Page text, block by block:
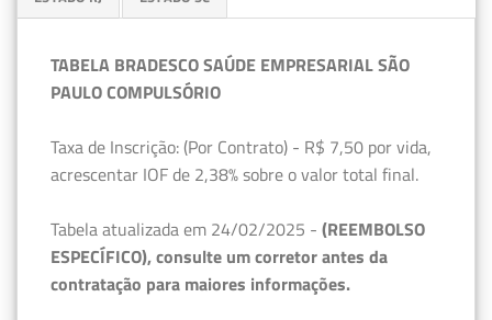
TABELA BRADESCO SAÚDE EMPRESARIAL SÃO
PAULO COMPULSÓRIO
Taxa de Inscrição: (Por Contrato) - R$ 7,50 por vida,
acrescentar IOF de 2,38% sobre o valor total final.
Tabela atualizada em 24/02/2025 - (REEMBOLSO
ESPECÍFICO), consulte um corretor antes da
contratação para maiores informações.